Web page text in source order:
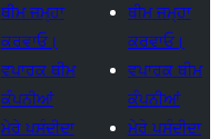
ਥੀਮ ਜਮ੍ਹਾ
ਕਰਵਾਓ।
ਵਪਾਰਕ ਥੀਮ
ਕੰਪਨੀਆਂ
ਮੇਰੇ ਪਸੰਦੀਦਾ
ਥੀਮ ਜਮ੍ਹਾ
ਕਰਵਾਓ।
ਵਪਾਰਕ ਥੀਮ
ਕੰਪਨੀਆਂ
ਮੇਰੇ ਪਸੰਦੀਦਾ